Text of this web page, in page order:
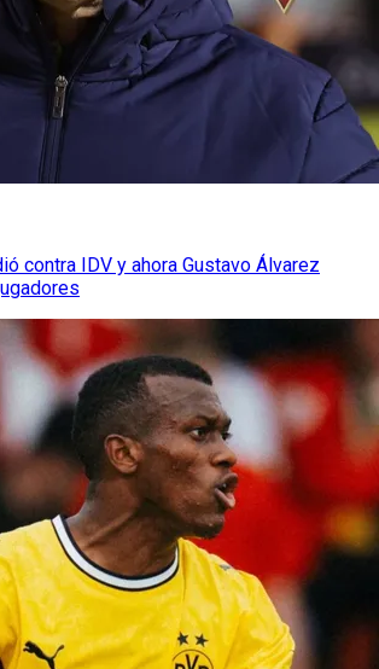
contra IDV y ahora Gustavo Álvarez